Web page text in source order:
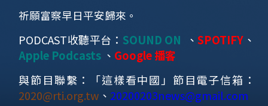
祈願富察早日平安歸來。
PODCAST收聽平台： SOUND ON 、SPOTIFY 、
Apple Podcasts 、 Google 播客
與節目聯繫：「這樣看中國」節目電子信箱：
2020@rti.org.tw 、 20200203news@gmail.com